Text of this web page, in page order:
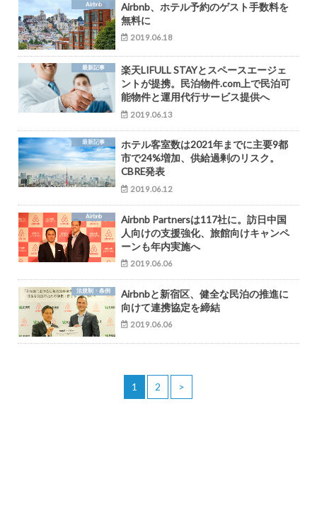
Airbnb
Airbnb、ホテル予約のゲスト手数料を
無料に
2019.06.18
最新記事
楽天LIFULL STAYとスペースエージェ
ントが提携。民泊物件.com上で民泊可
能物件と運用代行サービス提供へ
2019.06.13
最新記事
ホテル客室数は2021年までに主要9都
市で24%増加、供給過剰のリスク。
CBRE発表
2019.06.12
Airbnb
Airbnb Partnersは117社に。訪日中国
人向けの支援強化、旅館向けキャンペ
ーンも年内実施へ
2019.06.06
法規制・条例
Airbnbと新宿区、健全な民泊の推進に
向けて連携協定を締結
2019.06.06
1 2 >